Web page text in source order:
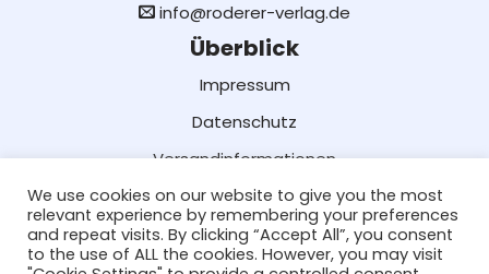
info@roderer-verlag.de
Überblick
Impressum
Datenschutz
Versandinformationen
Lieferung und Bezahlung
AGB
We use cookies on our website to give you the most
relevant experience by remembering your preferences
and repeat visits. By clicking “Accept All”, you consent
to the use of ALL the cookies. However, you may visit